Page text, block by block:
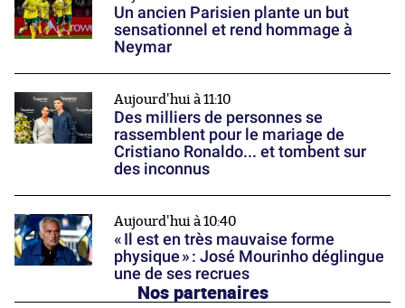
Un ancien Parisien plante un but
sensationnel et rend hommage à
Neymar
Aujourd'hui à 11:10
Des milliers de personnes se
rassemblent pour le mariage de
Cristiano Ronaldo... et tombent sur
des inconnus
Aujourd'hui à 10:40
« Il est en très mauvaise forme
physique » : José Mourinho déglingue
une de ses recrues
Nos partenaires